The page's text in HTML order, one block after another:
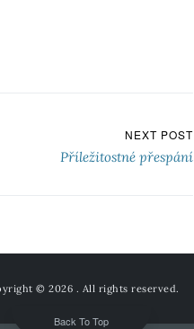
NEXT POST
Příležitostné přespání
© 2026 . All rights reserved.
Back To Top